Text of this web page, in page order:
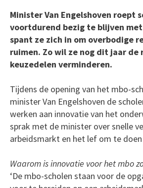
Minister Van Engelshoven roept
voortdurend bezig te blijven
spant ze zich in om overbodige
ruimen. Zo wil ze nog dit jaar de
keuzedelen verminderen.
Tijdens de opening van het mbo-
minister Van Engelshoven de
werken aan innovatie van het
sprak met de minister over snelle
arbeidsmarkt en het lef om te
Waarom is innovatie voor het mbo
‘De mbo-scholen staan voor de